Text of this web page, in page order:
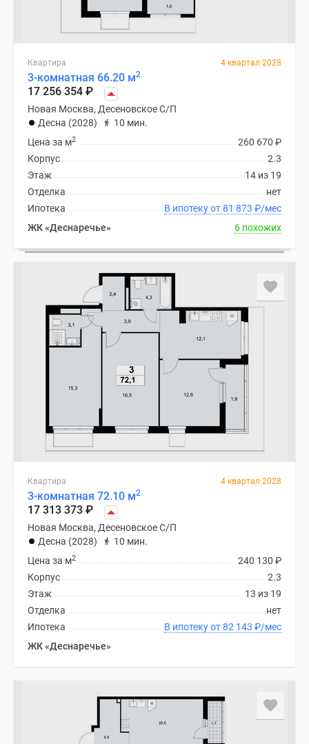
Квартира 4 квартал 2028
3-комнатная 66.20 м2
17 256 354 ₽
Новая Москва, Десеновское С/П
Десна (2028)
10 мин.
260 670 ₽
Цена за м2
2.3
Корпус
14 из 19
Этаж
нет
Отделка
В ипотеку от 81 873 ₽/мес
Ипотека
ЖК «Деснаречье»
6 похожих
Квартира 4 квартал 2028
3-комнатная 72.10 м2
17 313 373 ₽
Новая Москва, Десеновское С/П
Десна (2028)
10 мин.
240 130 ₽
Цена за м2
2.3
Корпус
13 из 19
Этаж
нет
Отделка
В ипотеку от 82 143 ₽/мес
Ипотека
ЖК «Деснаречье»